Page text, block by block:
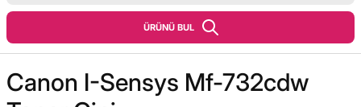
ÜRÜNÜ BUL
Canon I-Sensys Mf-732cdw